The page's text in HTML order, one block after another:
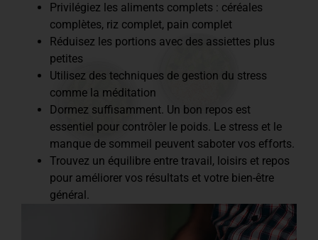
Privilégiez les aliments complets : céréales
complètes, riz complet, pain complet
Réduisez les portions avec des assiettes plus
petites
Utilisez des techniques de gestion du stress
comme la méditation
Dormez suffisamment. Un bon repos est
essentiel pour contrôler le poids. Le stress et le
manque de sommeil peuvent saboter vos efforts.
Trouvez un équilibre entre travail, loisirs et repos
pour améliorer vos résultats et votre bien-être
général.